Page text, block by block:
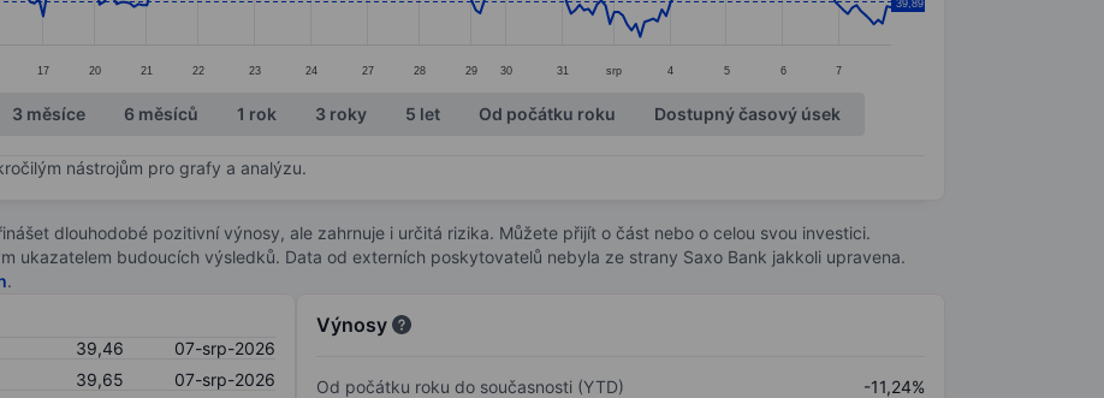
17 20 21 22 23 24 27 28 29 30 31 srp 4 5 6 7
39,89
3 měsíce 6 měsíců 1 rok 3 roky 5 let Od počátku roku Dostupný časový úsek
nástrojům pro grafy a analýzu.
dlouhodobé pozitivní výnosy, ale zahrnuje i určitá rizika. Můžete přijít o část nebo o celou svou investici.
ukazatelem budoucích výsledků. Data od externích poskytovatelů nebyla ze strany Saxo Bank jakkoli upravena.
.
39,46
07-srp-2026
39,65
07-srp-2026
Výnosy
Od počátku roku do současnosti (YTD)
-11,24%